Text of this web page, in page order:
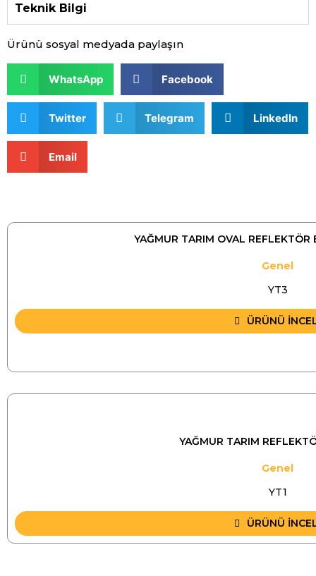
Teknik Bilgi
Ürünü sosyal medyada paylaşın
WhatsApp Facebook
Twitter Telegram LinkedIn
Email
YAĞMUR TARIM OVAL REFLEKTÖR
Genel
YT3
ÜRÜNÜ
YAĞMUR TARIM
Genel
YT1
ÜRÜNÜ